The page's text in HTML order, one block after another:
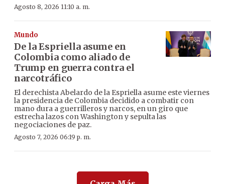
Agosto 8, 2026 11:10 a. m.
Mundo
De la Espriella asume en
Colombia como aliado de
Trump en guerra contra el
narcotráfico
El derechista Abelardo de la Espriella asume este viernes
la presidencia de Colombia decidido a combatir con
mano dura a guerrilleros y narcos, en un giro que
estrecha lazos con Washington y sepulta las
negociaciones de paz.
Agosto 7, 2026 06:19 p. m.